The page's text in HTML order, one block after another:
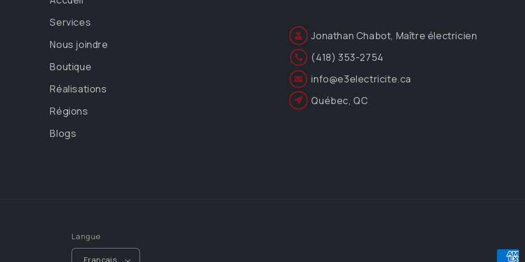
Services
Nous joindre
Boutique
Réalisations
Régions
Blogs
Jonathan Chabot, Maître électricien
(418) 353-2754
info@e3electricite.ca
Québec, QC
Langue
Français